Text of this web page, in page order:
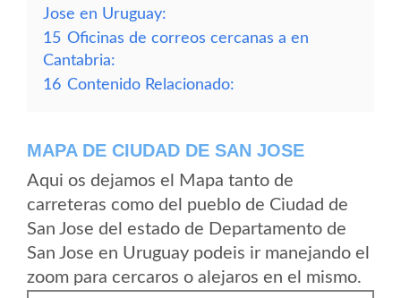
Jose en Uruguay:
15 Oficinas de correos cercanas a en
Cantabria:
16 Contenido Relacionado:
MAPA DE CIUDAD DE SAN JOSE
Aqui os dejamos el Mapa tanto de
carreteras como del pueblo de Ciudad de
San Jose del estado de Departamento de
San Jose en Uruguay podeis ir manejando el
zoom para cercaros o alejaros en el mismo.